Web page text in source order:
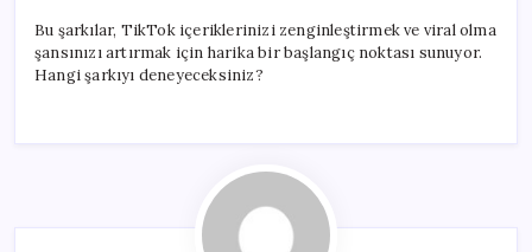
Bu şarkılar, TikTok içeriklerinizi zenginleştirmek ve viral olma
şansınızı artırmak için harika bir başlangıç noktası sunuyor.
Hangi şarkıyı deneyeceksiniz?